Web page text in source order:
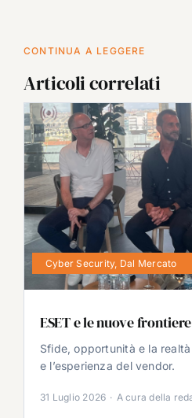
CONTINUA A LEGGERE
Articoli correlati
Cyber Security, Dal Mercato
ESET e le nuove
Sfide, opportunità e la
e l’esperienza del vendor.
31 Luglio 2026 · A cura della